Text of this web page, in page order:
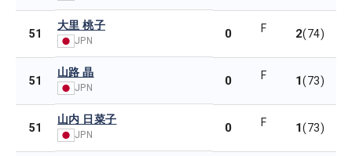
51
大里 桃子
JPN 0 F 2(74)
51
山路 晶
JPN 0 F 1(73)
51
山内 日菜子
JPN 0 F 1(73)